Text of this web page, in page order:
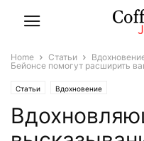
Home Статьи
Бейонсе помогут расширить
Статьи Вдохновение